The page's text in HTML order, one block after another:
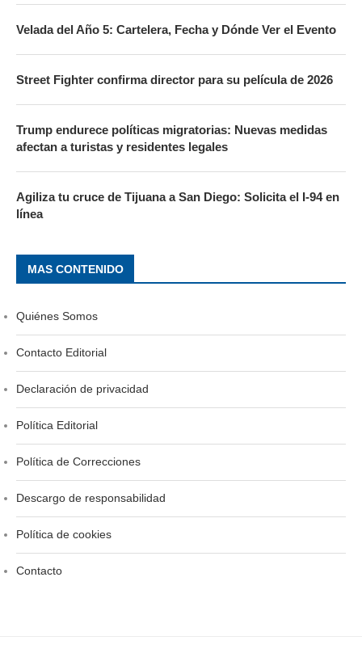
Velada del Año 5: Cartelera, Fecha y Dónde Ver el Evento
Street Fighter confirma director para su película de 2026
Trump endurece políticas migratorias: Nuevas medidas
afectan a turistas y residentes legales
Agiliza tu cruce de Tijuana a San Diego: Solicita el I-94 en
línea
MAS CONTENIDO
Quiénes Somos
Contacto Editorial
Declaración de privacidad
Política Editorial
Política de Correcciones
Descargo de responsabilidad
Política de cookies
Contacto